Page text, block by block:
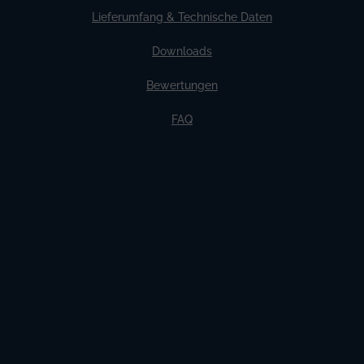
Lieferumfang & Technische Daten
Downloads
Bewertungen
FAQ